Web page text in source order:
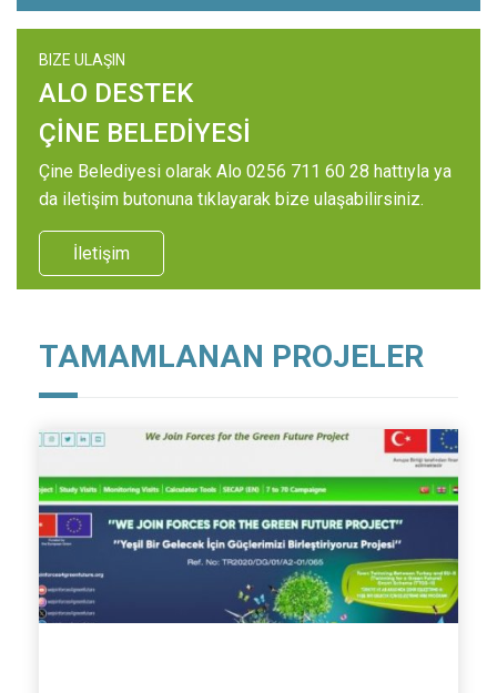
BIZE ULAŞIN
ALO DESTEK
ÇİNE BELEDİYESİ
Çine Belediyesi olarak Alo 0256 711 60 28 hattıyla ya
da iletişim butonuna tıklayarak bize ulaşabilirsiniz.
İletişim
TAMAMLANAN PROJELER